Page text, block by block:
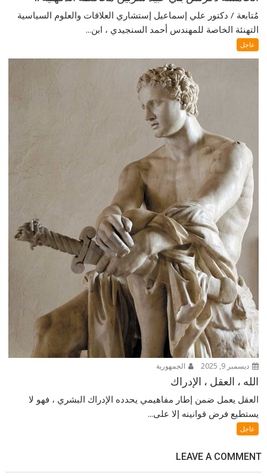
مُتابعة / دكتور علي إسماعيل إستشاري العلاقات والعلوم السياسية
التهنئة الخاصة للمهندس أحمد السنجيدي ، ابن...
عاجل
ديسمبر 9, 2025 الجمهورية
الله ، العقل ، الإدراك
العقل يعمل ضمن إطار مفاهيمي يحدده الإدراك البشري ، فهو لا
يستطيع فرض قوانينه إلا على...
عاجل
LEAVE A COMMENT